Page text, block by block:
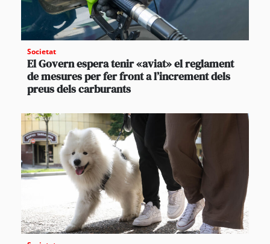
Societat
El Govern espera tenir «aviat» el reglament
de mesures per fer front a l’increment dels
preus dels carburants